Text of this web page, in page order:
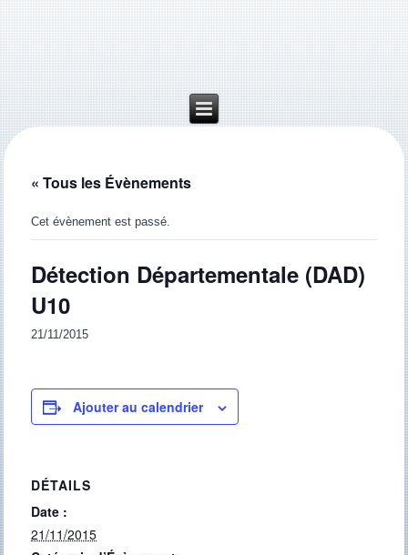
« Tous les Évènements
Cet évènement est passé.
Détection Départementale (DAD)
U10
21/11/2015
Ajouter au calendrier
DÉTAILS
Date :
21/11/2015